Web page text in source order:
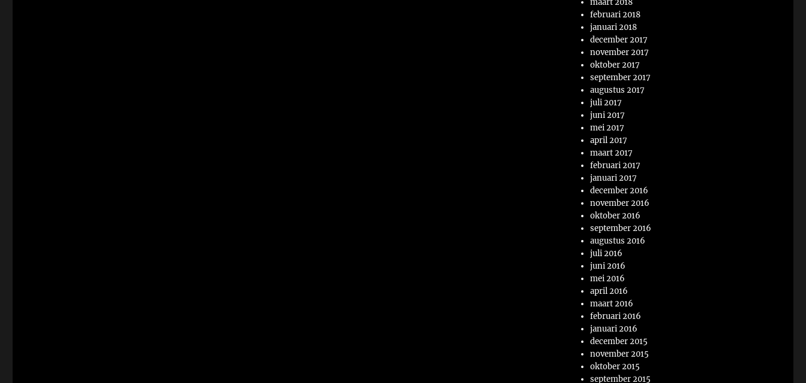
maart 2018
februari 2018
januari 2018
december 2017
november 2017
oktober 2017
september 2017
augustus 2017
juli 2017
juni 2017
mei 2017
april 2017
maart 2017
februari 2017
januari 2017
december 2016
november 2016
oktober 2016
september 2016
augustus 2016
juli 2016
juni 2016
mei 2016
april 2016
maart 2016
februari 2016
januari 2016
december 2015
november 2015
oktober 2015
september 2015